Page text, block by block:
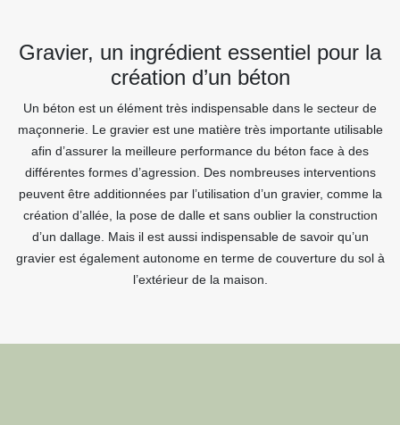
Gravier, un ingrédient essentiel pour la
création d’un béton
Un béton est un élément très indispensable dans le secteur de
maçonnerie. Le gravier est une matière très importante utilisable
afin d’assurer la meilleure performance du béton face à des
différentes formes d’agression. Des nombreuses interventions
peuvent être additionnées par l’utilisation d’un gravier, comme la
création d’allée, la pose de dalle et sans oublier la construction
d’un dallage. Mais il est aussi indispensable de savoir qu’un
gravier est également autonome en terme de couverture du sol à
l’extérieur de la maison.